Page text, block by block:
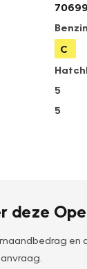
C
5
5
deze
en